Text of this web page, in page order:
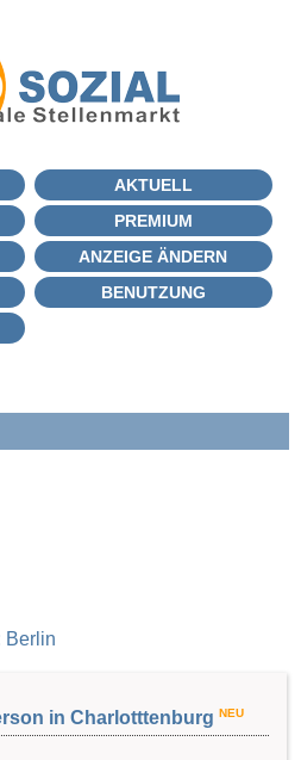
AKTUELL
PREMIUM
ANZEIGE ÄNDERN
BENUTZUNG
Berlin
in Charlotttenburg NEU